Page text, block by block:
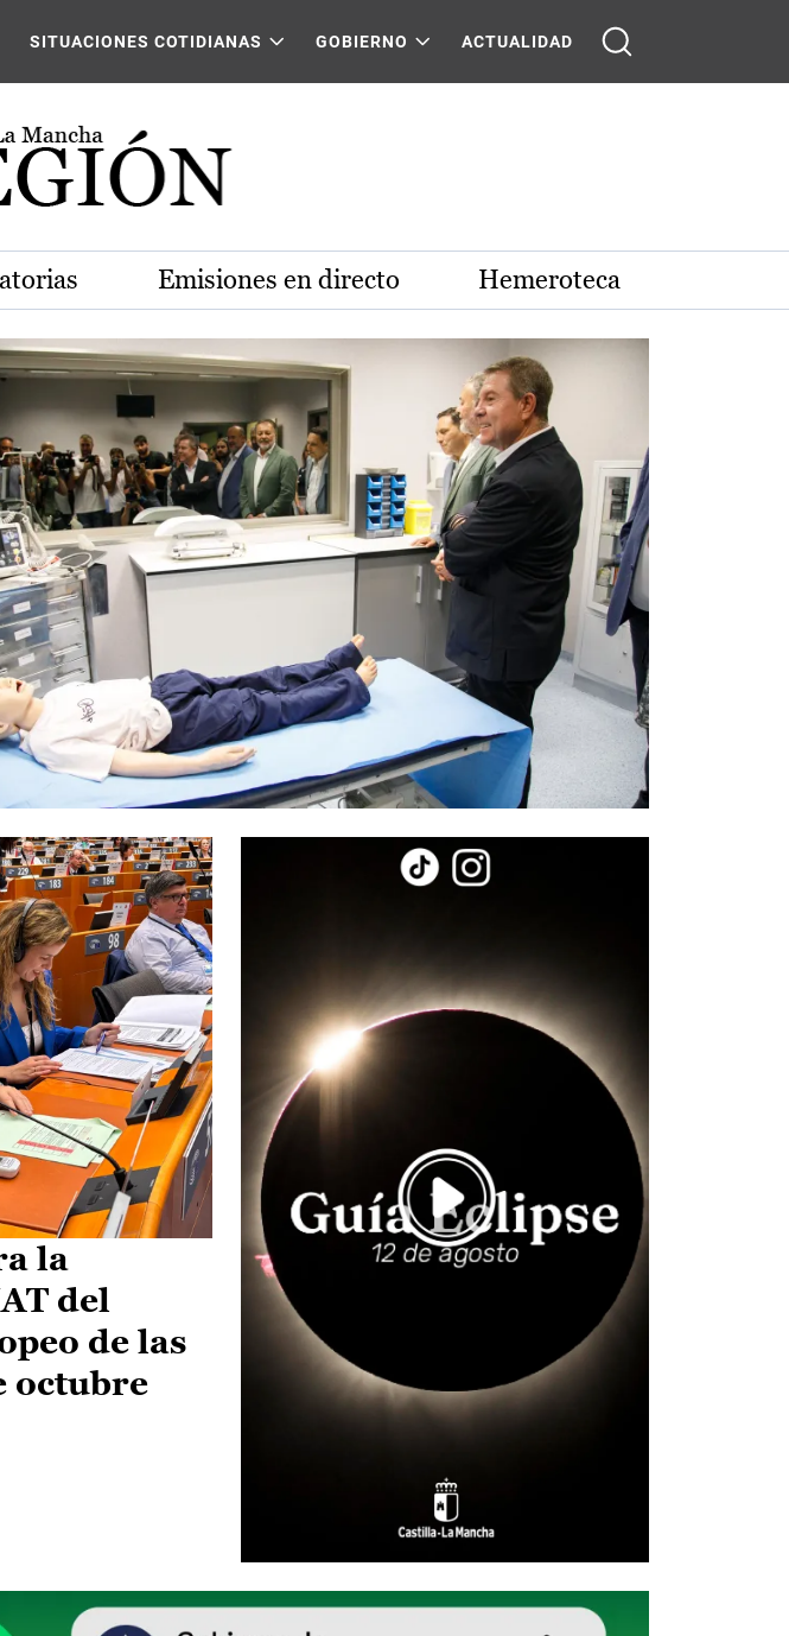
SITUACIONES COTIDIANAS GOBIERNO ACTUALIDAD
Emisiones en directo Hemeroteca
la
del
de las
octubre